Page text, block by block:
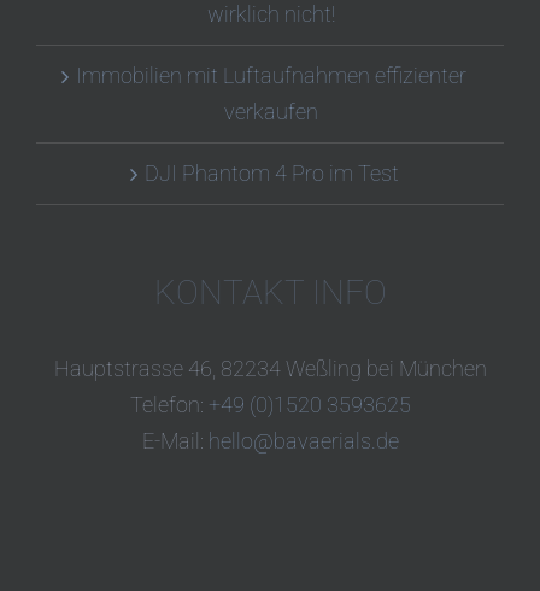
wirklich nicht!
Immobilien mit Luftaufnahmen effizienter
verkaufen
DJI Phantom 4 Pro im Test
KONTAKT INFO
Hauptstrasse 46, 82234 Weßling bei München
Telefon: +49 (0)1520 3593625
E-Mail: hello@bavaerials.de